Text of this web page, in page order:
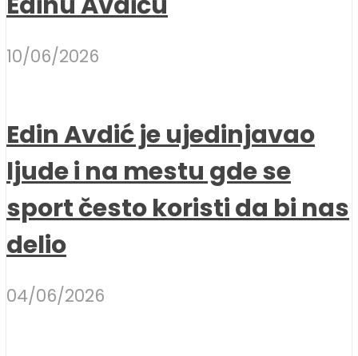
10/06/2026
Edin Avdić je ujedinjavao
ljude i na mestu gde se
sport često koristi da bi nas
delio
04/06/2026